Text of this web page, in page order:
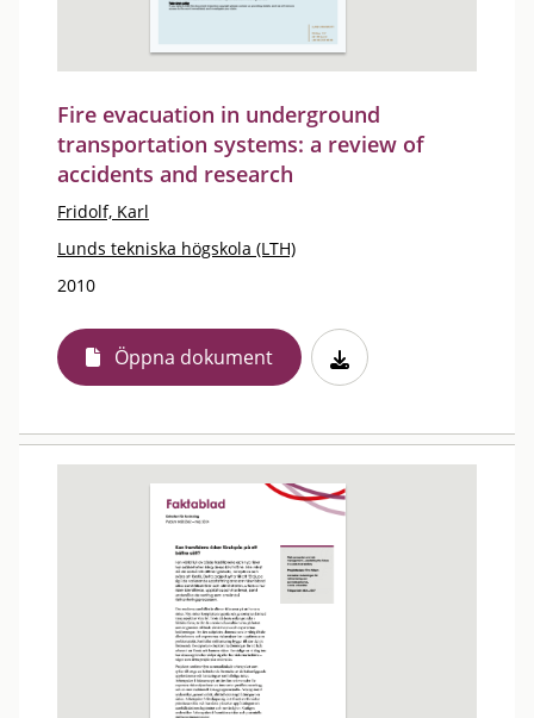
Fire evacuation in underground
transportation systems: a review of
accidents and research
Fridolf, Karl
Lunds tekniska högskola (LTH)
2010
Öppna dokument